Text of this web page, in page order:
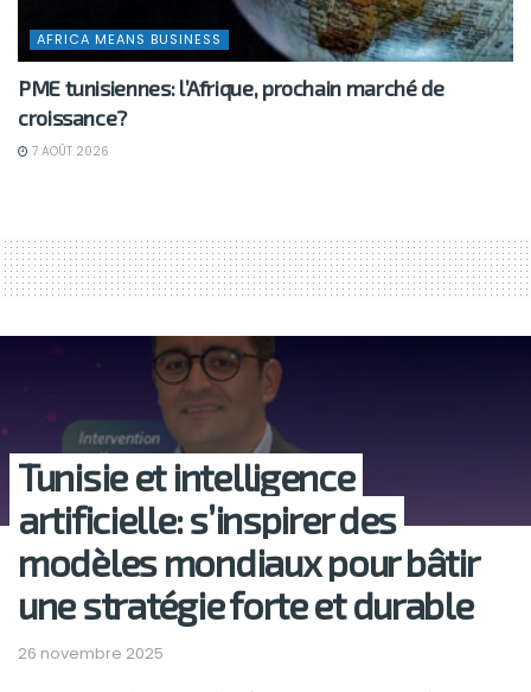
AFRICA MEANS BUSINESS
PME tunisiennes: l’Afrique, prochain marché de
croissance?
7 AOÛT 2026
Tunisie et intelligence
artificielle: s’inspirer des
modèles mondiaux pour bâtir
une stratégie forte et durable
26 novembre 2025